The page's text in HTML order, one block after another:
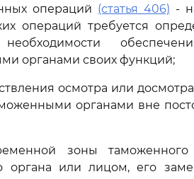
операций (статья 406) -
операций требуется
органами своих функций;
осмотра или
органами вне
зоны таможенного
органа или лицом, его